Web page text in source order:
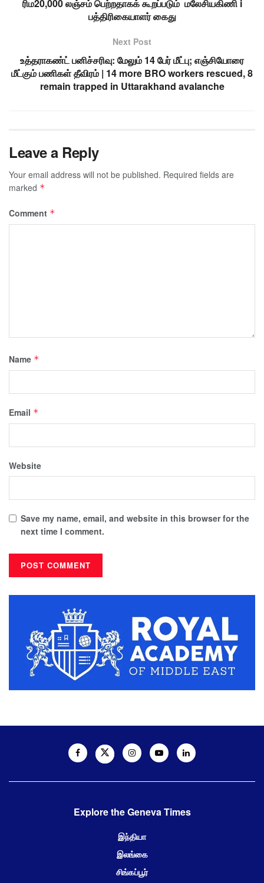
ரிம20,000 லஞ்சம் பெற்றதாகக் கூறப்படும் மலேசியகிணி i
பத்திரிகையாளர் கைது
Next Post
உத்தராகண்ட் பனிச்சரிவு: மேலும் 14 பேர் மீட்பு; எஞ்சியோரை
மீட்கும் பணிகள் தீவிரம் | 14 more BRO workers rescued, 8
remain trapped in Uttarakhand avalanche
Leave a Reply
Your email address will not be published. Required fields are
marked *
Comment *
Name *
Email *
Website
Save my name, email, and website in this browser for the
next time I comment.
Explore the Geneva Times
இந்தியா
இலங்கை
சிங்கப்பூர்